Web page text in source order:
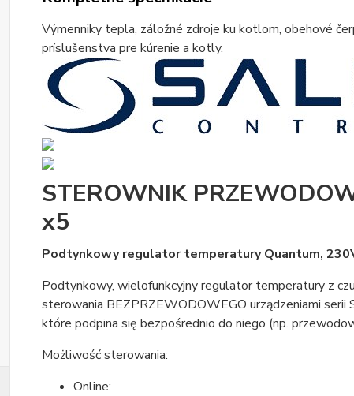
Výmenniky tepla, záložné zdroje ku kotlom, obehové
príslušenstva pre kúrenie a kotly.
STEROWNIK
x5
Podtynkowy regulator temperatury Quantum,
Podtynkowy, wielofunkcyjny regulator temperatury z
sterowania BEZPRZEWODOWEGO urządzeniami
które podpina się bezpośrednio do niego (np.
Możliwość sterowania:
Online: